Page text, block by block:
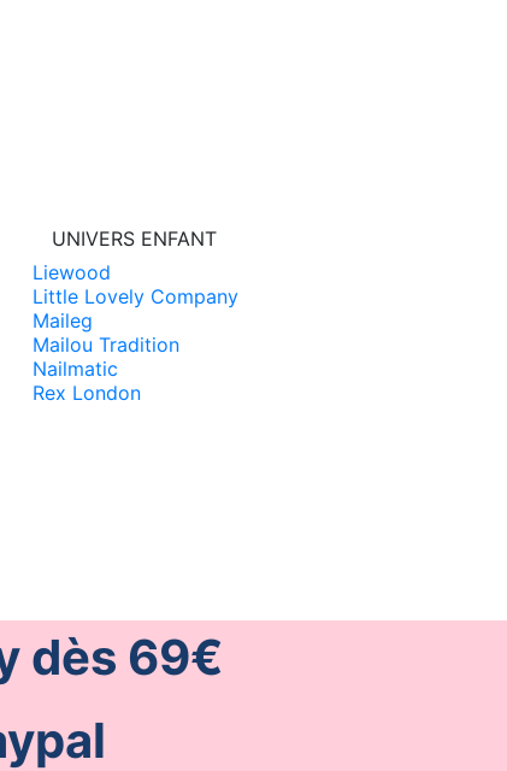
UNIVERS ENFANT
Liewood
Little Lovely Company
Maileg
Mailou Tradition
Nailmatic
Rex London
dès 69€